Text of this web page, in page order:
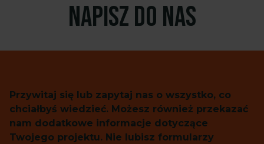
Napisz do nas
Przywitaj się lub zapytaj nas o wszystko, co
chciałbyś wiedzieć. Możesz również przekazać
nam dodatkowe informacje dotyczące
Twojego projektu. Nie lubisz formularzy